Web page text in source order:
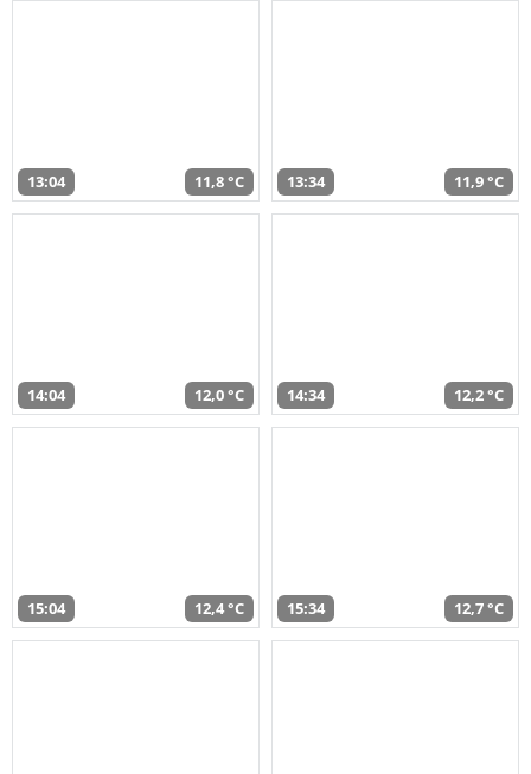
13:04 11,8 °C 13:34 11,9 °C
14:04 12,0 °C 14:34 12,2 °C
15:04 12,4 °C 15:34 12,7 °C